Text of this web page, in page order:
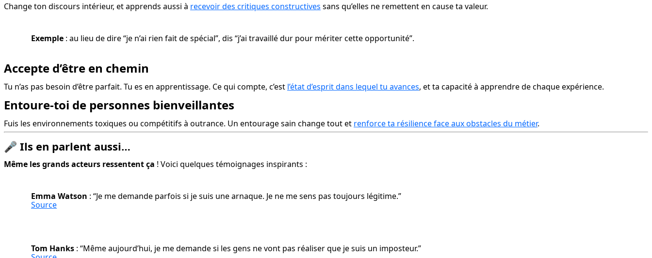
Change ton discours intérieur, et apprends aussi à recevoir des critiques constructives sans qu’elles ne remettent en cause ta valeur.
Exemple : au lieu de dire “je n’ai rien fait de spécial”, dis “j’ai travaillé dur pour mériter cette opportunité”.
Accepte d’être en chemin
Tu n’as pas besoin d’être parfait. Tu es en apprentissage. Ce qui compte, c’est l’état d’esprit dans lequel tu avances, et ta capacité à apprendre de chaque expérience.
Entoure-toi de personnes bienveillantes
Fuis les environnements toxiques ou compétitifs à outrance. Un entourage sain change tout et renforce ta résilience face aux obstacles du métier.
🎤 Ils en parlent aussi…
Même les grands acteurs ressentent ça ! Voici quelques témoignages inspirants :
Emma Watson
Source
Tom Hanks